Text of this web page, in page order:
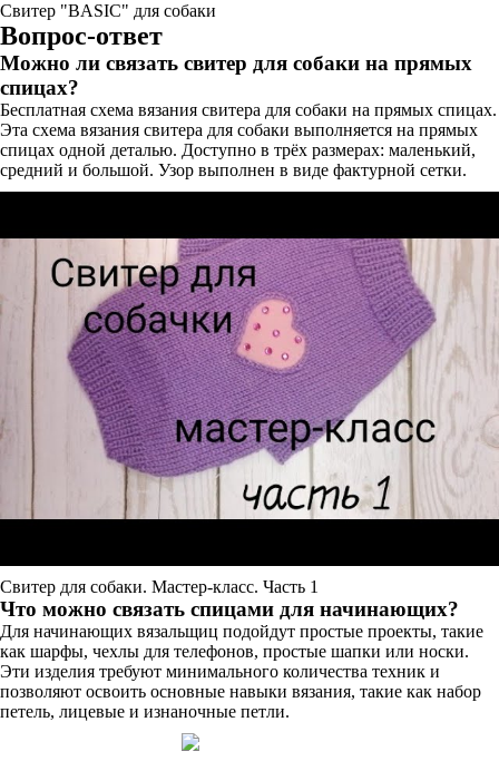
Свитер "BASIC" для собаки
Вопрос-ответ
Можно ли связать свитер для собаки на прямых
спицах?
Бесплатная схема вязания свитера для собаки на прямых спицах.
Эта схема вязания свитера для собаки выполняется на прямых
спицах одной деталью. Доступно в трёх размерах: маленький,
средний и большой. Узор выполнен в виде фактурной сетки.
Свитер для собаки. Мастер-класс. Часть 1
Что можно связать спицами для начинающих?
Для начинающих вязальщиц подойдут простые проекты, такие
как шарфы, чехлы для телефонов, простые шапки или носки.
Эти изделия требуют минимального количества техник и
позволяют освоить основные навыки вязания, такие как набор
петель, лицевые и изнаночные петли.